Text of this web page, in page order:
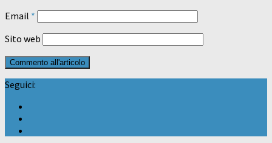
Email *
Sito web
Seguici: